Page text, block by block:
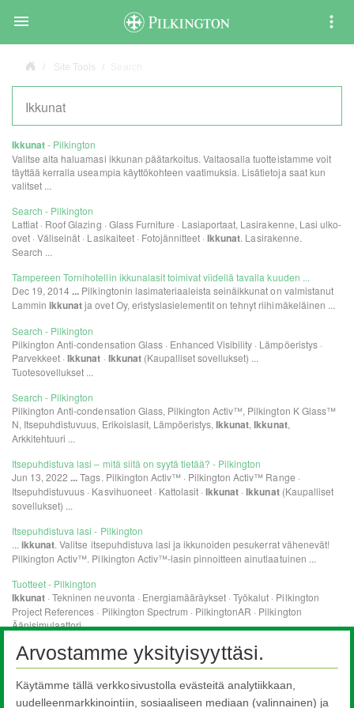

Site Tools
Arvostamme yksityisyyttäsi.
Käytämme tällä verkkosivustolla evästeitä analytiikkaan,
uudelleenmarkkinointiin, sosiaaliseen mediaan (valinnainen) ja